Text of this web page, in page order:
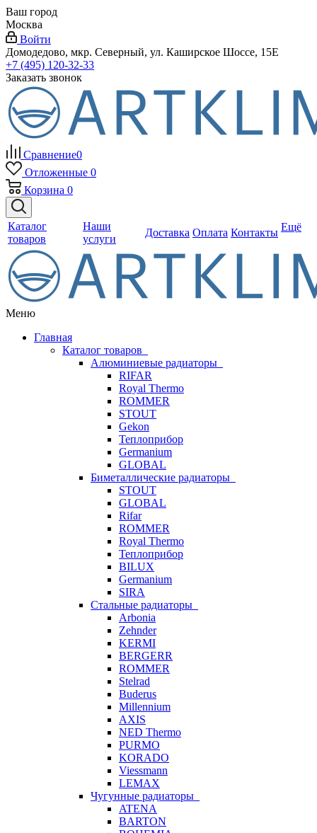
Ваш город
Москва
Войти
Домодедово, мкр. Северный, ул. Каширское Шоссе, 15Е
+7 (495) 120-32-33
Заказать звонок
Сравнение0
Отложенные 0
Корзина 0
Каталог
товаров
Наши
услуги
Доставка Оплата Контакты Ещё
Меню
Главная
Каталог товаров
Алюминиевые радиаторы
RIFAR
Royal Thermo
ROMMER
STOUT
Gekon
Теплоприбор
Germanium
GLOBAL
Биметаллические радиаторы
STOUT
GLOBAL
Rifar
ROMMER
Royal Thermo
Теплоприбор
BILUX
Germanium
SIRA
Стальные радиаторы
Arbonia
Zehnder
KERMI
BERGERR
ROMMER
Stelrad
Buderus
Millennium
AXIS
NED Thermo
PURMO
KORADO
Viessmann
LEMAX
Чугунные радиаторы
ATENA
BARTON